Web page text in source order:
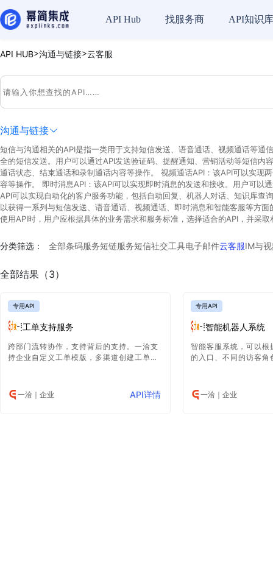
API Hub 找服务商 API知识库
API HUB>沟通与链接>云客服
沟通与链接
短信与沟通相关的API是指一类用于支持短信发送、语音通话、视频通话等
全的短信发送。用户可以通过API发送验证码、提醒通知、营销活动等短信
通话状态、结束通话和录制通话内容等操作。 视频通话API：该API可以实现
容等操作。 即时消息API：该API可以实现即时消息的发送和接收。用户可以
API可以实现自动化的客户服务功能，包括自动回复、机器人对话、知识库
以获得一系列与短信发送、语音通话、视频通话、即时消息和智能客服等方
使用API时，用户应根据具体的业务需求和服务标准，选择适合的API，并采
分类筛选： 全部条码服务短链服务短信社交工具电子邮件云客服IM与
全部结果（3）
专用API
工单支持服务
跨部门流转协作，支持背后的支持。一洽支
持企业自定义工单模版，多渠道创建工单，
单SLA。
一洽 ｜企业 API详情
专用API
智能机器人系统
智能客服系统，可以根
的入口、不同的访客角
微信、APP、小程序
入。
一洽 ｜企业